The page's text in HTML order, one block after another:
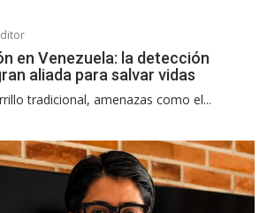
en Venezuela: la detección
aliada para salvar vidas
tradicional, amenazas como el...